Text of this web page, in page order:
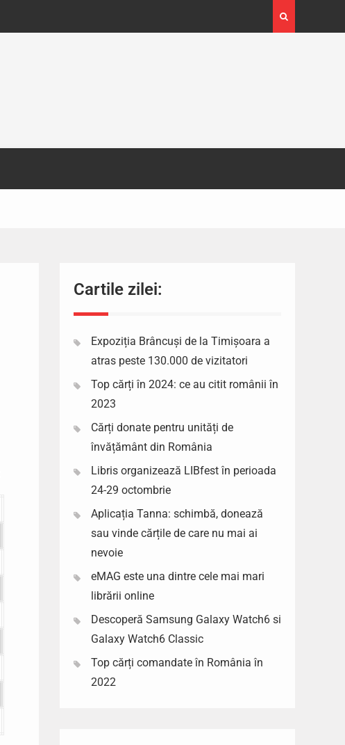
Expoziția Brâncuși de la Timișoara a atras peste
130.000 de vizitatori
Cartile zilei:
Expoziția Brâncuși de la Timișoara a
atras peste 130.000 de vizitatori
Top cărți în 2024: ce au citit românii în
2023
Cărți donate pentru unități de
învățământ din România
Libris organizează LIBfest în perioada
24-29 octombrie
Aplicația Tanna: schimbă, donează
sau vinde cărțile de care nu mai ai
nevoie
eMAG este una dintre cele mai mari
librării online
Descoperă Samsung Galaxy Watch6 si
Galaxy Watch6 Classic
Top cărți comandate în România în
2022